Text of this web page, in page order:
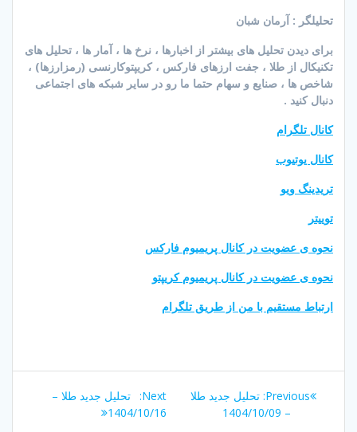
تحلیلگر : آرمان شبان
برای دیدن تحلیل های بیشتر از اخبارها ، نرخ ها ، آمار ها ، تحلیل های
تکنیکال از طلا ، جفت ارزهای فارکس ، کریپتوکارنسی (رمزارزها) ،
شاخص ها ، صنایع و سهام حتما ما رو در سایر شبکه های اجتماعی
دنبال کنید .
کانال تلگرام
کانال یوتیوب
تریدینگ ویو
توییتر
نحوه ی عضویت در کانال پریمیوم فارکس
نحوه ی عضویت در کانال پریمیوم کریپتو
ارتباط مستقیم با من از طریق تلگرام
راهبری
نوشته
Previous:
Previous
post:
تحلیل جدید طلا
– 1404/10/09
Next:
Next
post:
تحلیل جدید طلا –
1404/10/16